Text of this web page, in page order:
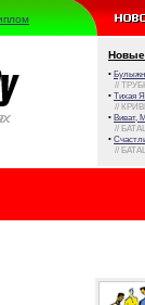
Новые
•
//
• Тихая
//
• Виват,
//
•
//